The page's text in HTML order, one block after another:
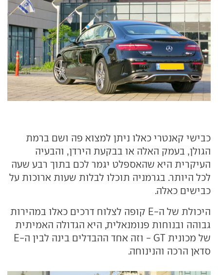
כבישי קאנטרי כאלו ניתן למצוא פה ושם ברמת
הגולן, בעמק האלה או בבקעת הירדן, והבעיה
העיקרית היא שהאספלט יגמר לכם בתוך רבע שעה
לכל היותר. בגרמניה תוכלו לבלות שעות ארוכות על
כבישים כאלה.
היכולת של ה-E קופה לצלוח דרכים כאלו במהירות
גבוהה ובנוחות פנומנאלית, היא הגדולה האמיתית
של מכונית GT - וזה אחד ההבדלים בינה לבין ה-E
סדאן הרכה והנינוחה.